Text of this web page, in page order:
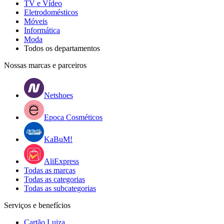
TV e Vídeo
Eletrodomésticos
Móveis
Informática
Moda
Todos os departamentos
Nossas marcas e parceiros
Netshoes
Epoca Cosméticos
KaBuM!
AliExpress
Todas as marcas
Todas as categorias
Todas as subcategorias
Serviços e benefícios
Cartão Luiza